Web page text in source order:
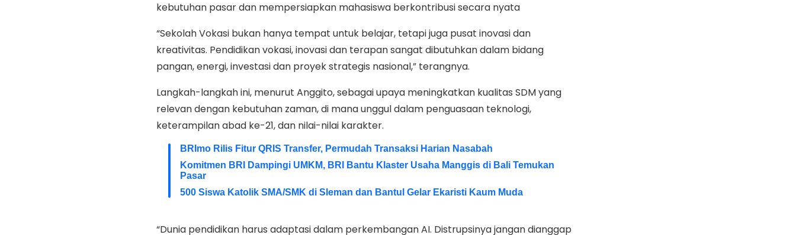
kebutuhan pasar dan mempersiapkan mahasiswa berkontribusi secara nyata
“Sekolah Vokasi bukan hanya tempat untuk belajar, tetapi juga pusat inovasi dan
kreativitas. Pendidikan vokasi, inovasi dan terapan sangat dibutuhkan dalam bidang
pangan, energi, investasi dan proyek strategis nasional,” terangnya.
Langkah-langkah ini, menurut Anggito, sebagai upaya meningkatkan kualitas SDM yang
relevan dengan kebutuhan zaman, di mana unggul dalam penguasaan teknologi,
keterampilan abad ke-21, dan nilai-nilai karakter.
BRImo Rilis Fitur QRIS Transfer, Permudah Transaksi Harian Nasabah
Komitmen BRI Dampingi UMKM, BRI Bantu Klaster Usaha Manggis di Bali Temukan
Pasar
500 Siswa Katolik SMA/SMK di Sleman dan Bantul Gelar Ekaristi Kaum Muda
“Dunia pendidikan harus adaptasi dalam perkembangan AI. Distrupsinya jangan dianggap